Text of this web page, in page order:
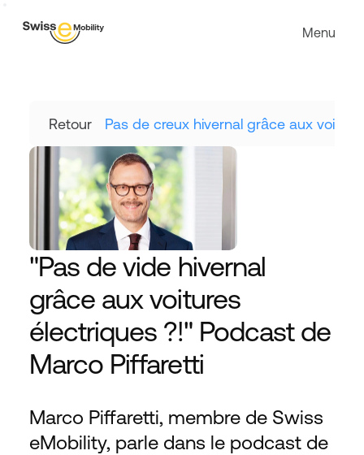
Retour Pas de creux hivernal grâce aux
"Pas de vide hivernal
grâce aux voitures
électriques ?!" Podcast de
Marco Piffaretti
Marco Piffaretti, membre de Swiss
eMobility, parle dans le podcast de
Menu